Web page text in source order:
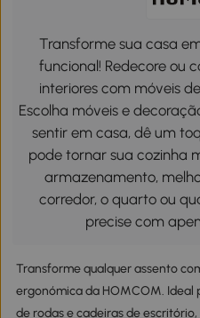
Transforme sua casa
funcional! Redecore ou
interiores com móveis
Escolha móveis e
sentir em casa, dê um
pode tornar sua cozinha
armazenamento,
corredor, o quarto ou
precise com
Transforme qualquer assento
ergonómica da HOMCOM. Ideal
de rodas e cadeiras de